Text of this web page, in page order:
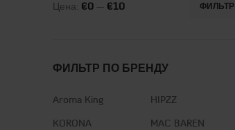
ФИЛЬТР
Цена: €0 — €10
ФИЛЬТР ПО БРЕНДУ
Aroma King
HIPZZ
KORONA
MAC BAREN